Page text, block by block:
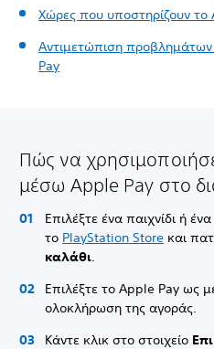
Χώρες που υποστηρίζουν το
Αντιμετώπιση
Pay
Πώς να
μέσω Apple Pay στο
Επιλέξτε ένα παιχνίδι ή
το PlayStation Store και
καλάθι.
Επιλέξτε το Apple Pay ως
ολοκλήρωση της αγοράς.
Κάντε κλικ στο στοιχείο